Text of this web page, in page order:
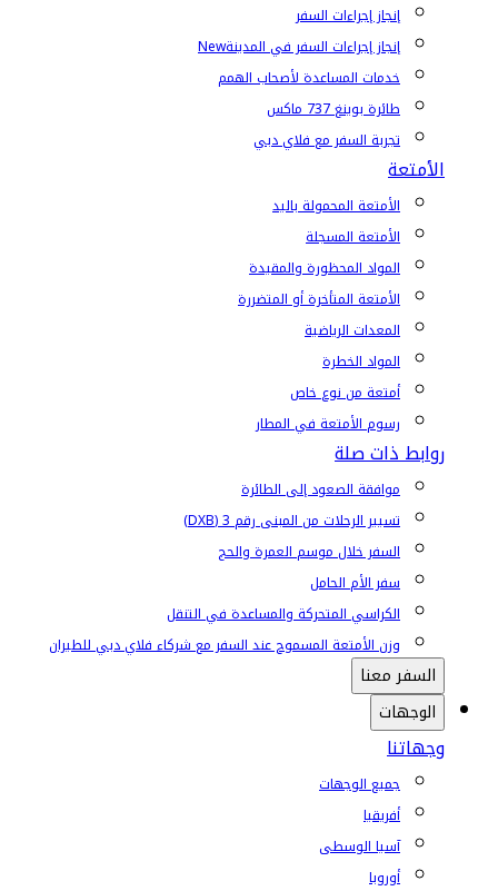
إنجاز إجراءات السفر
إنجاز إجراءات السفر في المدينةNew
خدمات المساعدة لأصحاب الهمم
طائرة بوينغ 737 ماكس
تجربة السفر مع فلاي دبي
الأمتعة
الأمتعة المحمولة باليد
الأمتعة المسجلة
المواد المحظورة والمقيدة
الأمتعة المتأخرة أو المتضررة
المعدات الرياضية
المواد الخطرة
أمتعة من نوع خاص
رسوم الأمتعة في المطار
روابط ذات صلة
موافقة الصعود إلى الطائرة
تسيير الرحلات من المبنى رقم 3 (DXB)
السفر خلال موسم العمرة والحج
سفر الأم الحامل
الكراسي المتحركة والمساعدة في التنقل
وزن الأمتعة المسموح عند السفر مع شركاء فلاي دبي للطيران
السفر معنا
الوجهات
وجهاتنا
جميع الوجهات
أفريقيا
آسيا الوسطى
أوروبا